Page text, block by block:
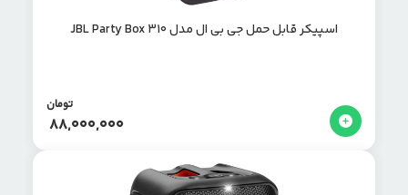
اسپیکر قابل حمل جی بی ال مدل JBL Party Box 310
88,000,000
تومان